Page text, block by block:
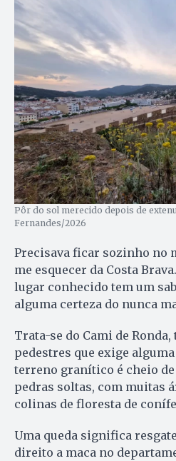
Pôr do sol merecido depois de
Fernandes/2026
Precisava ficar sozinho no
me esquecer da Costa
lugar conhecido tem um
alguma certeza do nunca
Trata-se do Cami de
pedestres que exige
terreno granítico é cheio de
pedras soltas, com muitas
colinas de floresta de
Uma queda significa
direito a maca no